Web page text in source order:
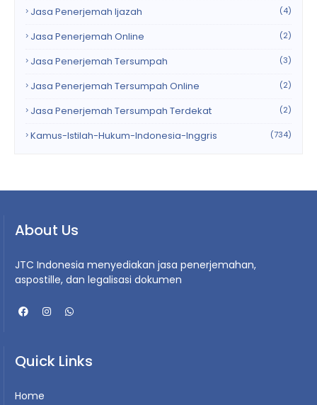
Jasa Penerjemah Ijazah (4)
Jasa Penerjemah Online (2)
Jasa Penerjemah Tersumpah (3)
Jasa Penerjemah Tersumpah Online (2)
Jasa Penerjemah Tersumpah Terdekat (2)
Kamus-Istilah-Hukum-Indonesia-Inggris (734)
About Us
JTC Indonesia menyediakan jasa penerjemahan,
aspostille, dan legalisasi dokumen
Quick Links
Home